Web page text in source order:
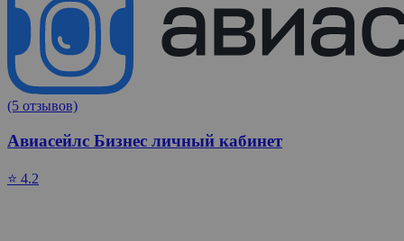
(5 отзывов)
Авиасейлс Бизнес личный кабинет
⭐ 4.2